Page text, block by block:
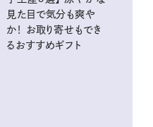
見た目で気分も爽や
か！ お取り寄せもでき
るおすすめギフト